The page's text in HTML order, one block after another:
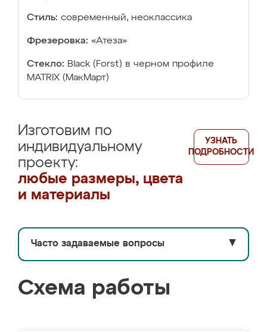
Стиль: современный, неоклассика
Фрезеровка: «Атеза»
Стекло: Black (Forst) в черном профиле
MATRIX (МакМарт)
Изготовим по
индивидуальному
проекту:
любые размеры, цвета
и материалы
УЗНАТЬ
ПОДРОБНОСТИ
Часто задаваемые вопросы ▼
Схема работы